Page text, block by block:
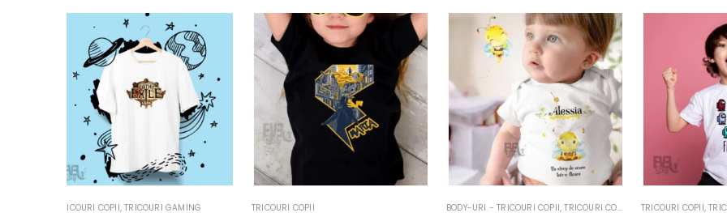
TRICOURI COPII BODY-URI - TRICOURI COPII TRICOURI COPII,TRICOURI GAMING TRICOURI COPII